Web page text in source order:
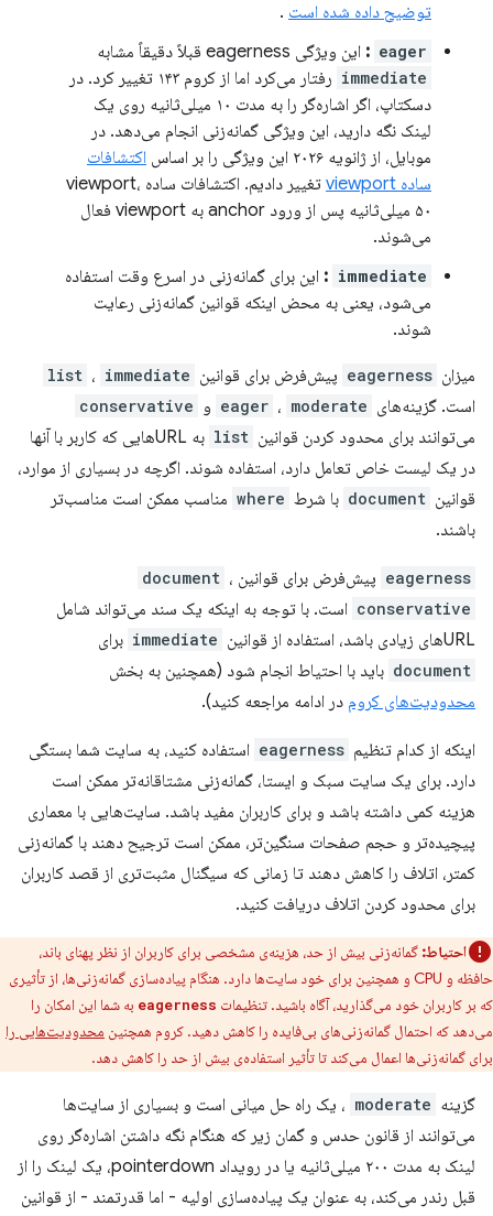
توضیح داده شده است .
eager
: این ویژگی eagerness قبلاً دقیقاً مشابه
immediate
رفتار می‌کرد اما از کروم ۱۴۳ تغییر کرد. در
دسکتاپ، اگر اشاره‌گر را به مدت ۱۰ میلی‌ثانیه روی یک
لینک نگه دارید، این ویژگی گمانه‌زنی انجام می‌دهد. در
موبایل، از ژانویه ۲۰۲۶ این ویژگی را بر اساس
اکتشافات
ساده viewport
تغییر دادیم. اکتشافات ساده viewport،
۵۰ میلی‌ثانیه پس از ورود anchor به viewport فعال
می‌شوند.
immediate
: این برای گمانه‌زنی در اسرع وقت استفاده
می‌شود، یعنی به محض اینکه قوانین گمانه‌زنی رعایت
شوند.
میزان eagerness پیش‌فرض برای قوانین list ، immediate
است. گزینه‌های eager ، moderate و conservative
می‌توانند برای محدود کردن قوانین list
به URLهایی که کاربر با آنها
در یک لیست خاص تعامل دارد، استفاده شوند. اگرچه در بسیاری از موارد،
قوانین document با شرط where مناسب ممکن است مناسب‌تر
باشند.
eagerness پیش‌فرض برای قوانین document ،
conservative است. با توجه به اینکه یک سند می‌تواند شامل
URLهای زیادی باشد، استفاده از قوانین
immediate برای
document باید با احتیاط انجام شود (همچنین به بخش
محدودیت‌های کروم در ادامه مراجعه کنید).
اینکه از کدام تنظیم eagerness استفاده کنید، به سایت شما بستگی
دارد. برای یک سایت سبک و ایستا، گمانه‌زنی مشتاقانه‌تر ممکن است
هزینه کمی داشته باشد و برای کاربران مفید باشد. سایت‌هایی با معماری
پیچیده‌تر و حجم صفحات سنگین‌تر، ممکن است ترجیح دهند با گمانه‌زنی
کمتر، اتلاف را کاهش دهند تا زمانی که سیگنال مثبت‌تری از قصد کاربران
برای محدود کردن اتلاف دریافت کنید.
احتیاط: گمانه‌زنی بیش از حد، هزینه‌ی مشخصی برای کاربران از نظر پهنای باند،
حافظه و CPU و همچنین برای خود سایت‌ها دارد. هنگام پیاده‌سازی گمانه‌زنی‌ها، از تأثیری
که بر کاربران خود می‌گذارید، آگاه باشید. تنظیمات eagerness به شما این امکان را
می‌دهد که احتمال گمانه‌زنی‌های بی‌فایده را کاهش دهید. کروم همچنین محدودیت‌هایی را
برای گمانه‌زنی‌ها اعمال می‌کند تا تأثیر استفاده‌ی بیش از حد را کاهش دهد.
گزینه moderate ، یک راه حل میانی است و بسیاری از سایت‌ها
می‌توانند از قانون حدس و گمان زیر که هنگام نگه داشتن اشاره‌گر روی
لینک به مدت ۲۰۰ میلی‌ثانیه یا در رویداد pointerdown، یک لینک را از
قبل رندر می‌کند، به عنوان یک پیاده‌سازی اولیه - اما قدرتمند - از قوانین